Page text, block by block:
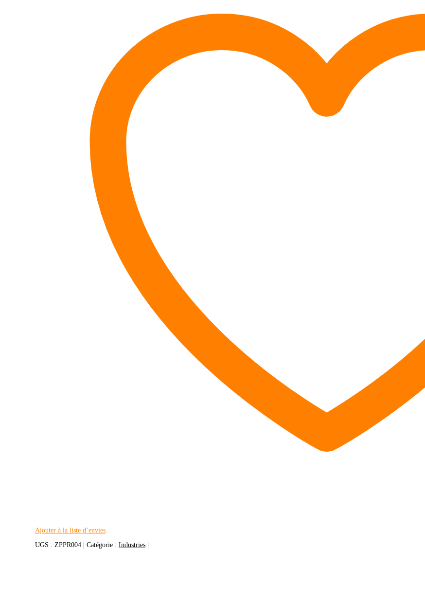
Ajouter à la liste d’envies
UGS : ZPPR004 Catégorie : Industries